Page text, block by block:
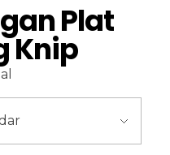
Plat
Knip